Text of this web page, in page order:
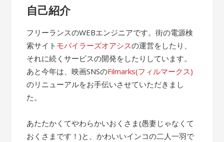
自己紹介
フリーランスのWEBエンジニアです。街の電源検
索サイト モバイラーズオアシスの運営をしたり、
それに続くサービスの開発をしたりしています。
あと今年は、映画SNSのFilmarks(フィルマークス)
のリニューアルをお手伝いさせていただきまし
た。
あたたかくてやわらかいおくさま(愚妻じゃなくて
おくさまです！)と、かわいいインコの二人一羽で